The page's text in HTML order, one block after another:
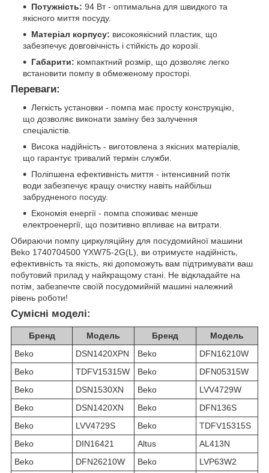
Потужність: 94 Вт - оптимальна для швидкого та
якісного миття посуду.
Матеріал корпусу: високоякісний пластик, що
забезпечує довговічність і стійкість до корозії.
Габарити: компактний розмір, що дозволяє легко
встановити помпу в обмеженому просторі.
Переваги:
Легкість установки - помпа має просту конструкцію,
що дозволяє виконати заміну без залучення
спеціалістів.
Висока надійність - виготовлена з якісних матеріалів,
що гарантує тривалий термін служби.
Поліпшена ефективність миття - інтенсивний потік
води забезпечує кращу очистку навіть найбільш
забрудненого посуду.
Економія енергії - помпа споживає менше
електроенергії, що позитивно впливає на витрати.
Обираючи помпу циркуляційну для посудомийної машини
Beko 1740704500 YXW75-2G(L), ви отримуєте надійність,
ефективність та якість, які допоможуть вам підтримувати ваш
побутовий прилад у найкращому стані. Не відкладайте на
потім, забезпечте своїй посудомийній машині належний
рівень роботи!
Сумісні моделі:
Бренд Модель Бренд
Модель
Beko
DSN1420XPN Beko
DFN16210W
Beko
TDFV15315W Beko
DFN05315W
Beko
DSN1530XN Beko
LVV4729W
Beko
DSN1420XN Beko
DFN136S
Beko
LVV4729S Beko
TDFV15315S
Beko
DIN16421 Altus
AL413N
Beko
DFN26210W Beko
LVP63W2